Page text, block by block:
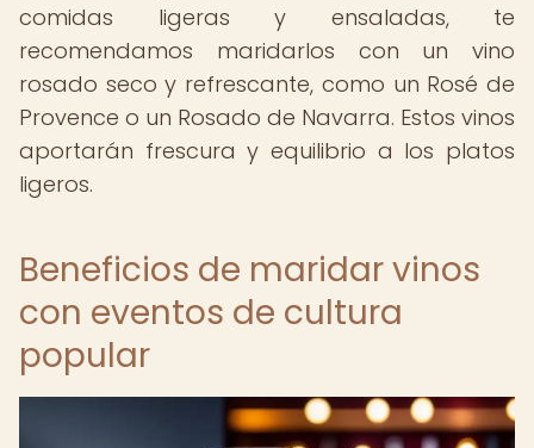
comidas ligeras y ensaladas, te
recomendamos maridarlos con un vino
rosado seco y refrescante, como un Rosé de
Provence o un Rosado de Navarra. Estos vinos
aportarán frescura y equilibrio a los platos
ligeros.
Beneficios de maridar vinos
con eventos de cultura
popular